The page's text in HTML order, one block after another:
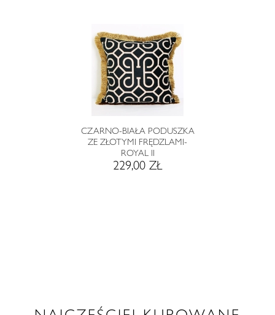
CZARNO-BIAŁA PODUSZKA
ZE ZŁOTYMI FRĘDZLAMI-
ROYAL II
229,00 ZŁ